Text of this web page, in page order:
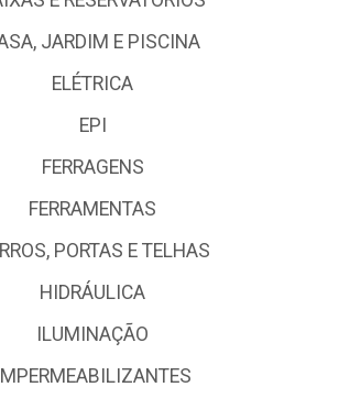
JARDIM E PISCINA
ELÉTRICA
EPI
FERRAGENS
FERRAMENTAS
PORTAS E TELHAS
HIDRÁULICA
ILUMINAÇÃO